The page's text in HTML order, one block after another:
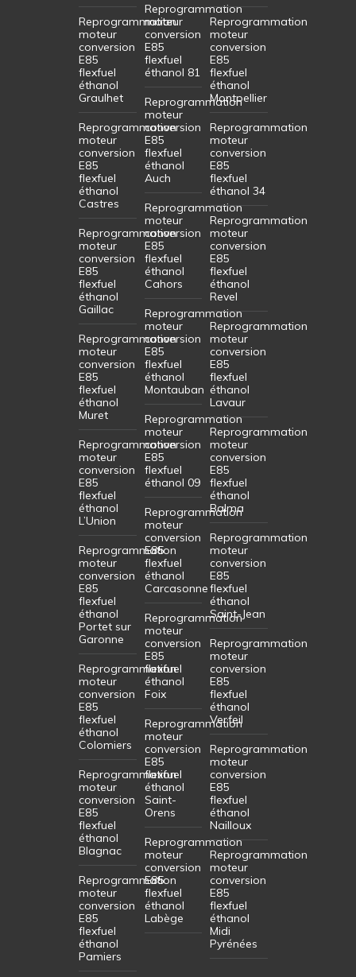
Reprogrammation
moteur
conversion
E85
flexfuel
éthanol
Graulhet
Reprogrammation
moteur
conversion
E85
flexfuel
éthanol
Castres
Reprogrammation
moteur
conversion
E85
flexfuel
éthanol
Gaillac
Reprogrammation
moteur
conversion
E85
flexfuel
éthanol
Muret
Reprogrammation
moteur
conversion
E85
flexfuel
éthanol
L’Union
Reprogrammation
moteur
conversion
E85
flexfuel
éthanol
Portet sur
Garonne
Reprogrammation
moteur
conversion
E85
flexfuel
éthanol
Colomiers
Reprogrammation
moteur
conversion
E85
flexfuel
éthanol
Blagnac
Reprogrammation
moteur
conversion
E85
flexfuel
éthanol
Pamiers
Reprogrammation
moteur
conversion
E85
flexfuel
éthanol 81
Reprogrammation
moteur
conversion
E85
flexfuel
éthanol
Auch
Reprogrammation
moteur
conversion
E85
flexfuel
éthanol
Cahors
Reprogrammation
moteur
conversion
E85
flexfuel
éthanol
Montauban
Reprogrammation
moteur
conversion
E85
flexfuel
éthanol 09
Reprogrammation
moteur
conversion
E85
flexfuel
éthanol
Carcasonne
Reprogrammation
moteur
conversion
E85
flexfuel
éthanol
Foix
Reprogrammation
moteur
conversion
E85
flexfuel
éthanol
Saint-
Orens
Reprogrammation
moteur
conversion
E85
flexfuel
éthanol
Labège
Reprogrammation
moteur
conversion
E85
flexfuel
éthanol
Montpellier
Reprogrammation
moteur
conversion
E85
flexfuel
éthanol 34
Reprogrammation
moteur
conversion
E85
flexfuel
éthanol
Revel
Reprogrammation
moteur
conversion
E85
flexfuel
éthanol
Lavaur
Reprogrammation
moteur
conversion
E85
flexfuel
éthanol
Balma
Reprogrammation
moteur
conversion
E85
flexfuel
éthanol
Saint-Jean
Reprogrammation
moteur
conversion
E85
flexfuel
éthanol
Verfeil
Reprogrammation
moteur
conversion
E85
flexfuel
éthanol
Nailloux
Reprogrammation
moteur
conversion
E85
flexfuel
éthanol
Midi
Pyrénées